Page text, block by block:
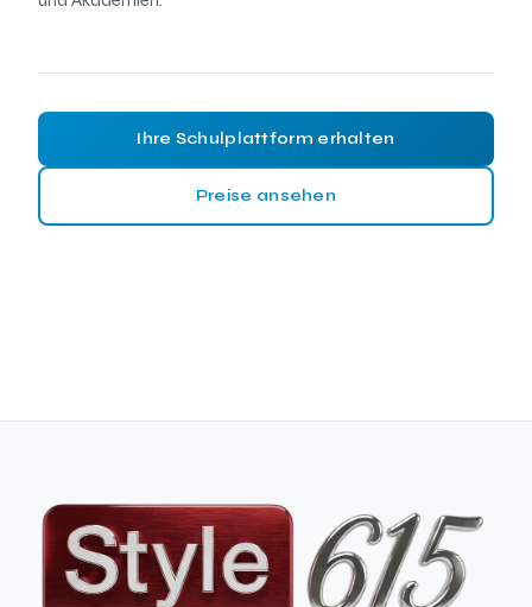
Ihre Schulplattform erhalten
Preise ansehen